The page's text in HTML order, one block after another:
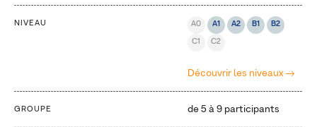
NIVEAU A0 A1 A2 B1 B2
C1 C2
Découvrir les niveaux
GROUPE de 5 à 9 participants